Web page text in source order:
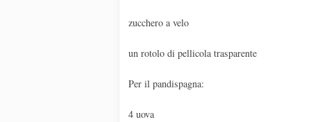
zucchero a velo
un rotolo di pellicola trasparente
Per il pandispagna:
4 uova